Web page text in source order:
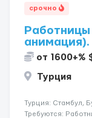
срочно
анимация).
от 1600+%
Турция
Турция: Стамбул,
Требуются: